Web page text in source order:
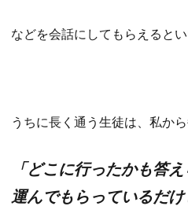
などを会話にしてもらえると
うちに長く通う生徒は、私から
「どこに行ったかも答
運んでもらっているだけ